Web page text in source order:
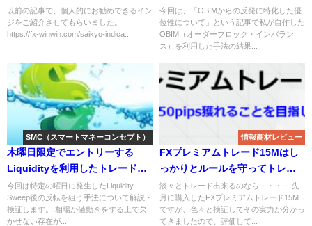
part2 ロンドさん製作編【有料
級】
以前の記事で、個人的にお勧めできるイン
ジをご紹介させてもらいました。
https://fx-winwin.com/saikyo-indica...
今回は、「OBIMからの反発に特化した優
位性について」という記事で私が自作した
OBIM（オーダーブロック・インバラン
ス）を利用した手法の結果...
SMC（スマートマネーコンセプト）
木曜日限定でエントリーする
Liquidityを利用したトレード手
法の検証
今回は特定の曜日に発生したLiquidity
Sweep後の反転を狙う手法について解説・
検証します。 相場が値動きをする上で欠
かせない存在が...
情報商材レビュー
FXプレミアムトレード15Mはし
っかりとルールを守ってトレー
ド出来れば勝てる！
淡々とトレード出来るのなら・・・・ 先
月に購入したFXプレミアムトレード15M
ですが、色々と検証してその実力が分かっ
てきましたので、評価して...